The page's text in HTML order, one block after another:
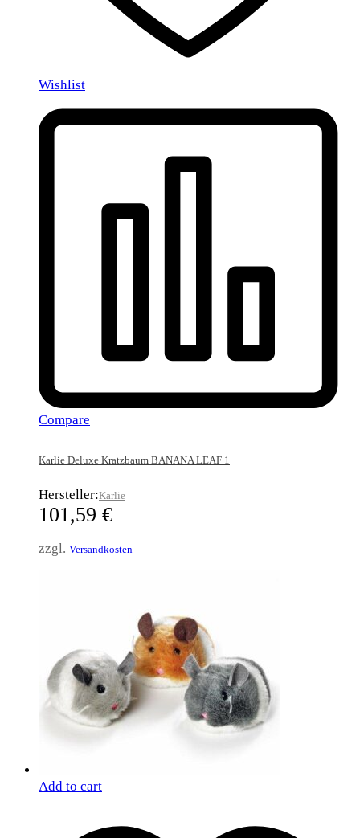
Wishlist
Compare
Karlie Deluxe Kratzbaum BANANA LEAF 1
Hersteller:Karlie
101,59 €
zzgl. Versandkosten
Add to cart